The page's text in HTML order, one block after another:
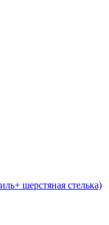
шерстяная стелька)